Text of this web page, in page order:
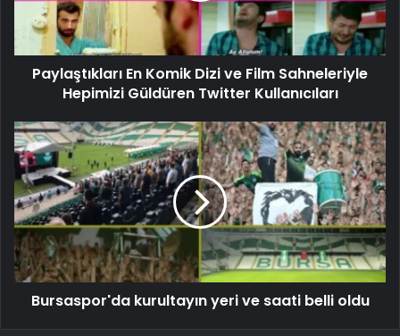
Paylaştıkları En Komik Dizi ve Film Sahneleriyle
Hepimizi Güldüren Twitter Kullanıcıları
Bursaspor'da kurultayın yeri ve saati belli oldu